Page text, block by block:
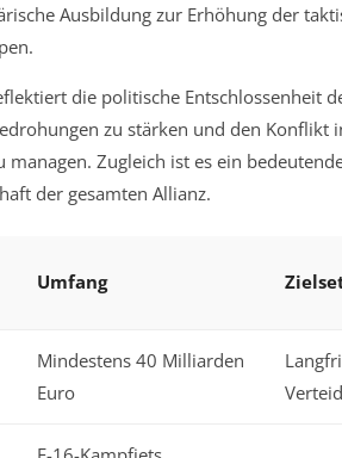
Ausbildung zur Erhöhung der
die politische Entschlossenheit
zu stärken und den Konflikt
Zugleich ist es ein
der gesamten Allianz.
Umfang
Mindestens 40 Milliarden
Euro